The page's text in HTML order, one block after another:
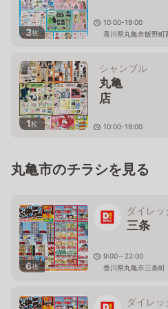
3枚
10:00-19:00
香川県丸亀市飯野町
1枚
シャンブル
丸亀
10:00-19:00
丸亀市のチラシを見る
6枚
ダイレッ
三条
9:00～22:00
香川県丸亀市三条町
ダイレッ